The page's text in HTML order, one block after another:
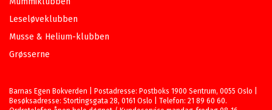
Leseløveklubben
Musse & Helium-klubben
Grøsserne
Barnas Egen Bokverden | Postadresse: Postboks 1900 Sentrum, 0055 Oslo |
Besøksadresse: Stortingsgata 28, 0161 Oslo | Telefon: 21 89 60 60.